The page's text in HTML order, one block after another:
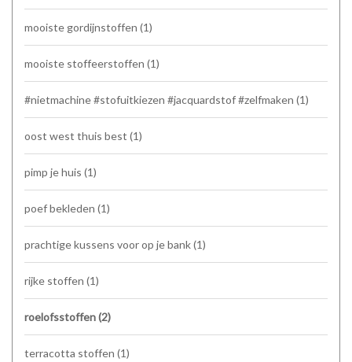
mooiste gordijnstoffen (1)
mooiste stoffeerstoffen (1)
#nietmachine #stofuitkiezen #jacquardstof #zelfmaken (1)
oost west thuis best (1)
pimp je huis (1)
poef bekleden (1)
prachtige kussens voor op je bank(1)
rijke stoffen (1)
roelofsstoffen(2)
terracotta stoffen (1)